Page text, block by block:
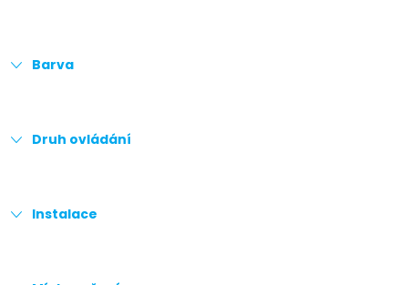
Barva
Druh ovládání
Instalace